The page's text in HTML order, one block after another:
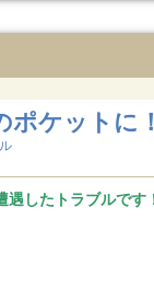
ケットに！
したトラブルです